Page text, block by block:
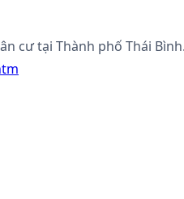
cư tại Thành phố Thái